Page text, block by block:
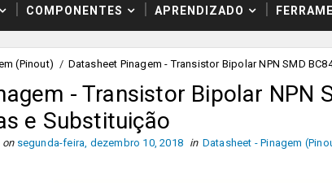
COMPONENTES APRENDIZADO
(Pinout) / Datasheet Pinagem - Transistor Bipolar NPN SMD
- Transistor Bipolar NPN
e Substituição
on segunda-feira, dezembro 10, 2018 in Datasheet - Pinagem